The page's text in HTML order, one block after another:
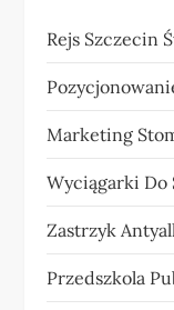
Rejs Szczecin
Marketing
Wyciągarki Do
Zastrzyk
Przedszkola